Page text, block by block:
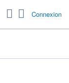
Connexion